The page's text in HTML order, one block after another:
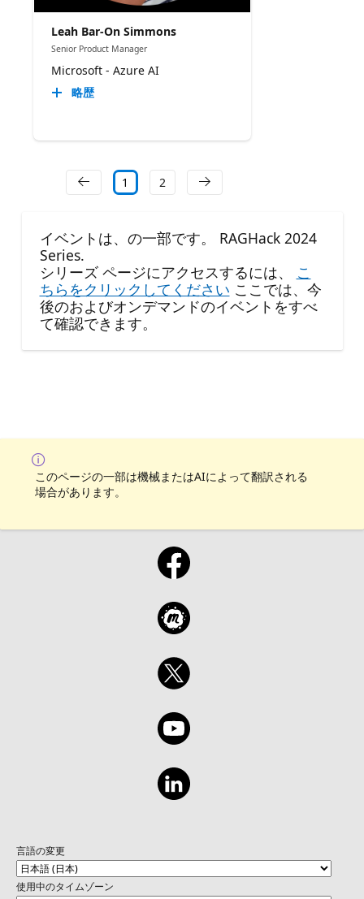
Leah Bar-On Simmons
Senior Product Manager
Microsoft - Azure AI
略歴
1 2
イベントは、の一部です。 RAGHack 2024
Series.
シリーズ ページにアクセスするには、
こ
ちらをクリックしてください ここでは、今
後のおよびオンデマンドのイベントをすべ
て確認できます。
このページの一部は機械またはAIによって翻訳される
場合があります。
言語の変更
使用中のタイムゾーン